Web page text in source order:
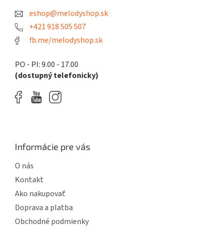
eshop@melodyshop.sk
+421 918 505 507
fb.me/melodyshop.sk
PO - PI: 9.00 - 17.00
(dostupný telefonicky)
Informácie pre vás
O nás
Kontakt
Ako nakupovať
Doprava a platba
Obchodné podmienky